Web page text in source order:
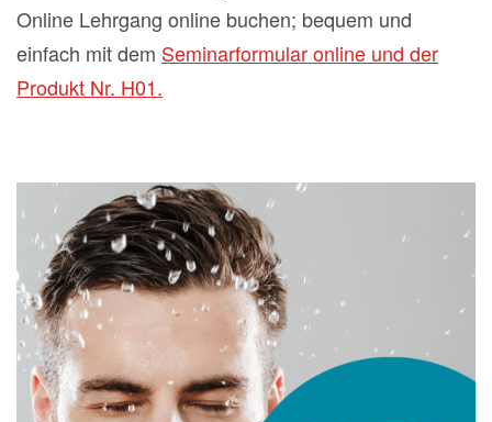
Online Lehrgang online buchen; bequem und
einfach mit dem Seminarformular online und der
Produkt Nr. H01.